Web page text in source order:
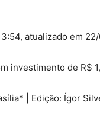
atualizado em
investimento de R$
| Edição: Ígor